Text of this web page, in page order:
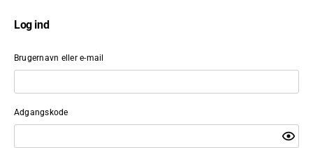
Log ind
Brugernavn eller e-mail
Adgangskode